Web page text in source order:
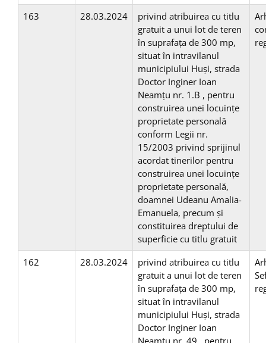
163 28.03.2024
privind atribuirea cu titlu
gratuit a unui lot de teren
în suprafaţa de 300 mp,
situat în intravilanul
municipiului Huşi, strada
Doctor Inginer Ioan
Neamțu nr. 1.B , pentru
construirea unei locuinţe
proprietate personală
conform Legii nr.
15/2003 privind sprijinul
acordat tinerilor pentru
construirea unei locuinţe
proprietate personală,
doamnei Udeanu Amalia-
Emanuela, precum și
constituirea dreptului de
superficie cu titlu gratuit
162 28.03.2024
privind atribuirea cu titlu
gratuit a unui lot de teren
în suprafaţa de 300 mp,
situat în intravilanul
municipiului Huşi, strada
Doctor Inginer Ioan